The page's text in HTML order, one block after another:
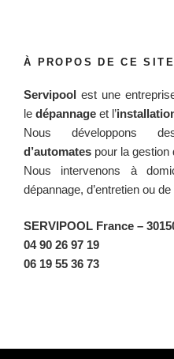
À PROPOS DE CE SITE
Servipool est une
le dépannage et l’
Nous développons
d’automates pour la gestion
Nous intervenons à
dépannage, d’entretien ou
SERVIPOOL France –
04 90 26 97 19
06 19 55 36 73